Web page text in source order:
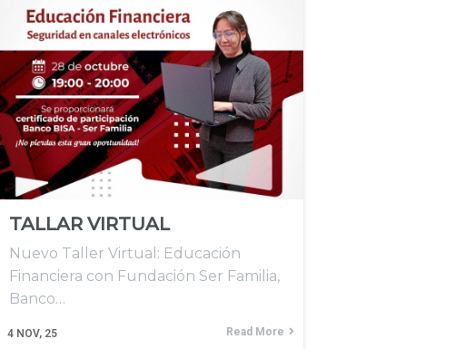
TALLAR VIRTUAL
4 NOV, 25
Nuevo Taller Virtual: Educación
Financiera con Fundación Ser Familia,
Banco…
Read More